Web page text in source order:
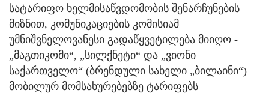
სატარიფო ხელმისაწვდომობის შენარჩუნების
მიზნით, კომუნიკაციების კომისიამ
უმნიშვნელოვანესი გადაწყვეტილება მიიღო -
„მაგთიკომი“, „სილქნეტი“ და „ვიონი
საქართველო“ (ბრენდული სახელი „ბილაინი“)
მობილურ მომსახურებებზე ტარიფებს